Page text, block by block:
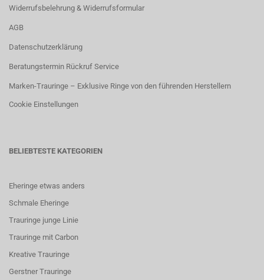
Widerrufsbelehrung & Widerrufsformular
AGB
Datenschutzerklärung
Beratungstermin Rückruf Service
Marken-Trauringe – Exklusive Ringe von den führenden Herstellern
Cookie Einstellungen
BELIEBTESTE KATEGORIEN
Eheringe etwas anders
Schmale Eheringe
Trauringe junge Linie
Trauringe mit Carbon
Kreative Trauringe
Gerstner Trauringe